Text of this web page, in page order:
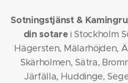
Sotningstjänst &
din sotare i Stockholm
Hägersten, Mälarhöjden,
Skärholmen, Sätra,
Järfälla, Huddinge,